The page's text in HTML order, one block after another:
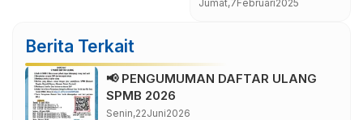
Bertindak sebagai
Inspektur Upacara
Berita Terkait
📢 PENGUMUMAN DAFTAR ULANG
SPMB 2026
Senin,22Juni2026